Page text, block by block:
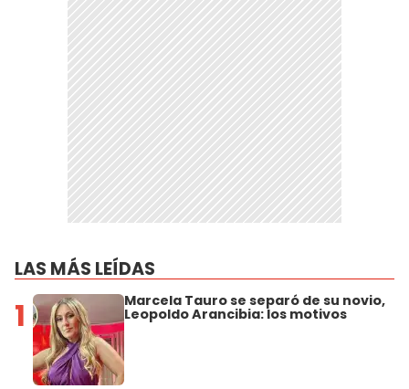
LAS MÁS LEÍDAS
1 Marcela Tauro se separó de su novio,
Leopoldo Arancibia: los motivos